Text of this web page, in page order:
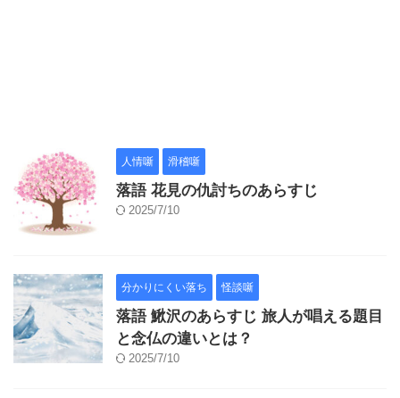
人情噺 滑稽噺
落語 花見の仇討ちのあらすじ
2025/7/10
分かりにくい落ち 怪談噺
落語 鰍沢のあらすじ 旅人が唱える題目
と念仏の違いとは？
2025/7/10